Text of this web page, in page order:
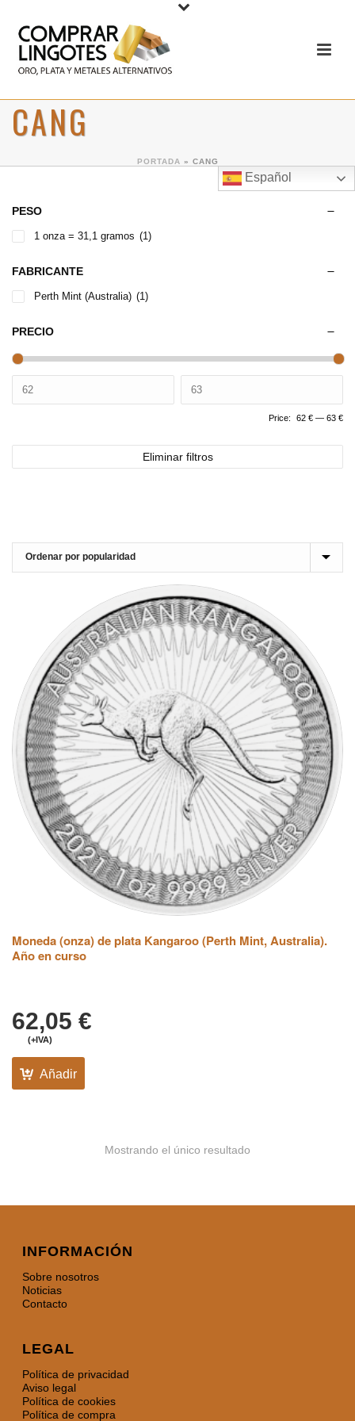
CANG
PORTADA » CANG
Español
Moneda (onza) de plata Kangaroo (Perth Mint, Australia).
Año en curso
62,05 €
(+IVA)
Añadir
Mostrando el único resultado
PESO
1 onza = 31,1 gramos (1)
FABRICANTE
Perth Mint (Australia) (1)
PRECIO
Price: 62 € — 63 €
Eliminar filtros
INFORMACIÓN
Sobre nosotros
Noticias
Contacto
LEGAL
Política de privacidad
Aviso legal
Política de cookies
Política de compra